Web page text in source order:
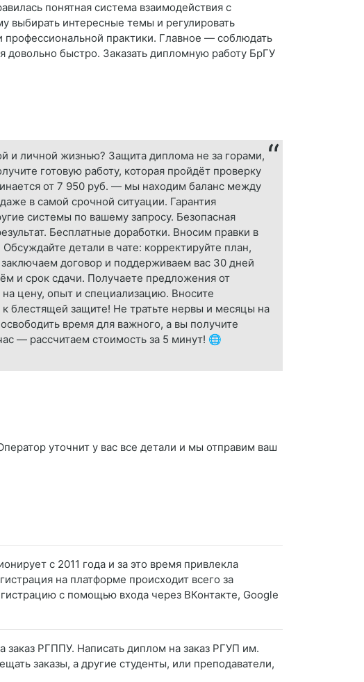
понятная система взаимодействия с
выбирать интересные темы и регулировать
профессиональной практики. Главное — соблюдать
довольно быстро. Заказать дипломную работу БрГУ
и личной жизнью? Защита диплома не за горами,
готовую работу, которая пройдёт проверку
от 7 950 руб. — мы находим баланс между
в самой срочной ситуации. Гарантия
системы по вашему запросу. Безопасная
Бесплатные доработки. Вносим правки в
детали в чате: корректируйте план,
договор и поддерживаем вас 30 дней
и срок сдачи. Получаете предложения от
цену, опыт и специализацию. Вносите
блестящей защите! Не тратьте нервы и месяцы на
время для важного, а вы получите
— рассчитаем стоимость за 5 минут! 🌐
уточнит у вас все детали и мы отправим ваш
с 2011 года и за это время привлекла
на платформе происходит всего за
с помощью входа через ВКонтакте, Google
заказ РГППУ. Написать диплом на заказ РГУП им.
заказы, а другие студенты, или преподаватели,